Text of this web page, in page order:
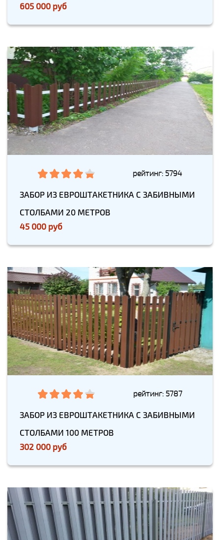
605 000 руб
рейтинг: 5794
ЗАБОР ИЗ ЕВРОШТАКЕТНИКА С ЗАБИВНЫМИ
СТОЛБАМИ 20 МЕТРОВ
45 000 руб
рейтинг: 5787
ЗАБОР ИЗ ЕВРОШТАКЕТНИКА С ЗАБИВНЫМИ
СТОЛБАМИ 100 МЕТРОВ
302 000 руб